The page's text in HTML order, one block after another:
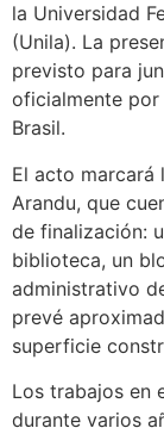
la Universidad
(Unila). La
previsto para
oficialmente por
Brasil.
El acto marcará
Arandu, que
de finalización:
biblioteca, un
administrativo
prevé
superficie
Los trabajos en
durante varios